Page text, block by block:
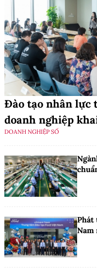
Đào tạo nhân lực
doanh nghiệp
DOANH NGHIỆP SỐ
Phát
Nam